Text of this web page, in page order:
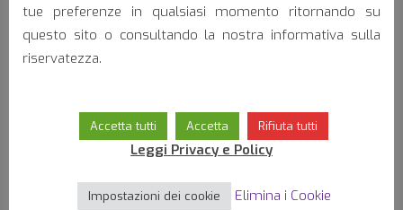
DOWNLOAD
tue preferenze in qualsiasi momento ritornando su
questo sito o consultando la nostra informativa sulla
riservatezza.
Accetta tutti Accetta Rifiuta tutti
Leggi Privacy e Policy
Impostazioni dei cookie Elimina i Cookie